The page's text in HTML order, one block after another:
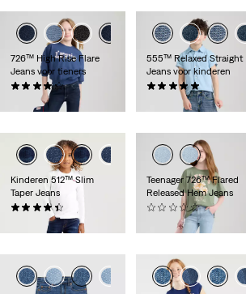
726™ High Rise Flare
Jeans voor tieners
(27)
€ 49,95
555™ Relaxed Straight
Jeans voor kinderen
Kinderen 512™ Slim
Taper Jeans
Teenager 726™ Flared
Released Hem Jeans
(0)
€ 59,95